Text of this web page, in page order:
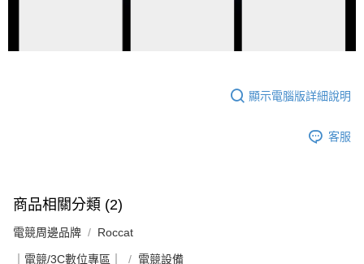
顯示電腦版詳細說明
客服
商品相關分類 (2)
電競周邊品牌 Roccat
｜電競/3C數位專區｜ 電競設備